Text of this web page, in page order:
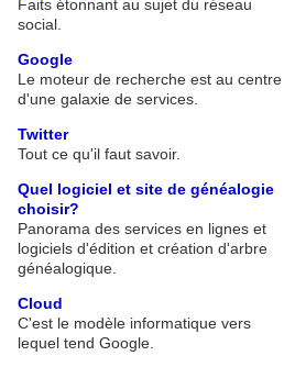
Faits étonnant au sujet du réseau
social.
Google
Le moteur de recherche est au centre
d'une galaxie de services.
Twitter
Tout ce qu'il faut savoir.
Quel logiciel et site de généalogie
choisir?
Panorama des services en lignes et
logiciels d'édition et création d'arbre
généalogique.
Cloud
C'est le modèle informatique vers
lequel tend Google.